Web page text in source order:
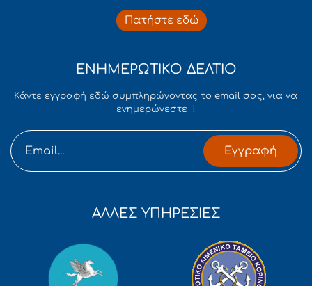
Πατήστε εδώ
ΕΝΗΜΕΡΩΤΙΚΟ ΔΕΛΤΙΟ
Κάντε εγγραφή εδώ συμπληρώνοντας το email σας, για να
ενημερώνεστε !
Εγγραφή
ΑΛΛΕΣ ΥΠΗΡΕΣΙΕΣ